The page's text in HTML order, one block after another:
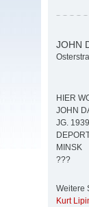
JOHN
HIER
JOHN
JG. 1939
MINSK
???
Weitere
Kurt